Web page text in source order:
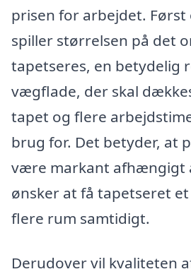
prisen for arbejdet.
spiller størrelsen på det
tapetseres, en betydelig
vægflade, der skal
tapet og flere
brug for. Det betyder, at
være markant afhængigt
ønsker at få tapetseret
flere rum samtidigt.
Derudover vil kvaliteten